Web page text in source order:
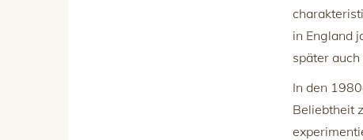
in England
später
In den
Beliebtheit